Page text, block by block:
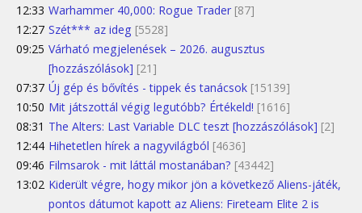
12:33 Warhammer 40,000: Rogue Trader [87]
12:27 Szét*** az ideg [5528]
09:25 Várható megjelenések – 2026. augusztus
[hozzászólások] [21]
07:37 Új gép és bővítés - tippek és tanácsok [15139]
10:50 Mit játszottál végig legutóbb? Értékeld! [1616]
08:31 The Alters: Last Variable DLC teszt [hozzászólások] [2]
12:44 Hihetetlen hírek a nagyvilágból [4636]
09:46 Filmsarok - mit láttál mostanában? [43442]
13:02 Kiderült végre, hogy mikor jön a következő Aliens-játék,
pontos dátumot kapott az Aliens: Fireteam Elite 2 is